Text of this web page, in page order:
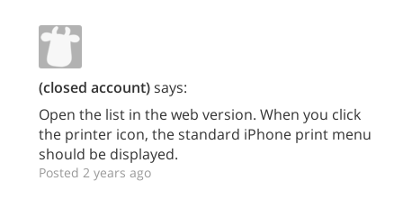
(closed account)says:
Open the list in the web version. When you click
the printer icon, the standard iPhone print menu
should be displayed.
Posted 2 years ago